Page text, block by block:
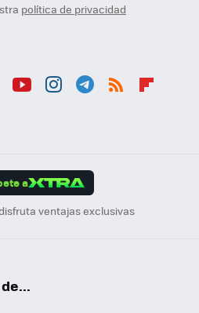
política de privacidad
a
ventajas exclusivas